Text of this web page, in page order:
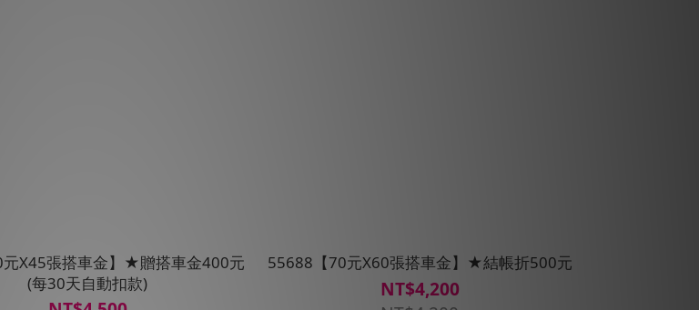
元X45張搭車金】★贈搭車金400元
(每30天自動扣款)
55688【70元X60張搭車金】★結帳折500元
NT$4,200